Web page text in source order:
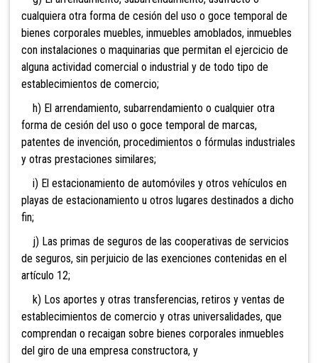
cualquiera otra forma de cesión del uso o goce temporal de
bienes corporales muebles, inmuebles amoblados, inmuebles
con instalaciones o maquinarias que permitan el ejercicio de
alguna actividad comercial o industrial y de todo tipo de
establecimientos de comercio;
h) El arrendamiento, subarrendamiento o cualquier otra
forma de cesión del uso o goce temporal de marcas,
patentes de invención, procedimientos o fórmulas industriales
y otras prestaciones similares;
i) El estacionamiento de automóviles y otros vehículos en
playas de estacionamiento u otros lugares destinados a dicho
fin;
j) Las primas de seguros de las cooperativas de servicios
de seguros, sin perjuicio de las exenciones contenidas en el
artículo 12;
k) Los aportes y otras transferencias, retiros y ventas de
establecimientos de comercio y otras universalidades, que
comprendan o recaigan sobre bienes corporales inmuebles
del giro de una empresa constructora, y